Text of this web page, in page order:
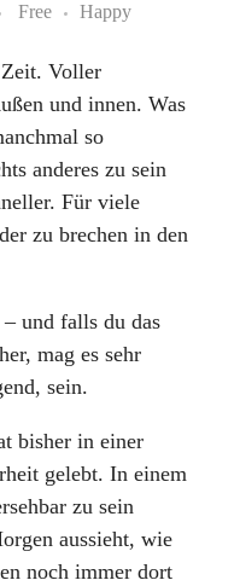
Free Happy
Voller
und innen. Was
so
anderes zu sein
Für viele
zu brechen in den
– und falls du das
mag es sehr
sein.
bisher in einer
gelebt. In einem
zu sein
aussieht, wie
noch immer dort